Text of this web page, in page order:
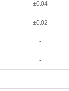
±0.04
±0.02
-
-
-